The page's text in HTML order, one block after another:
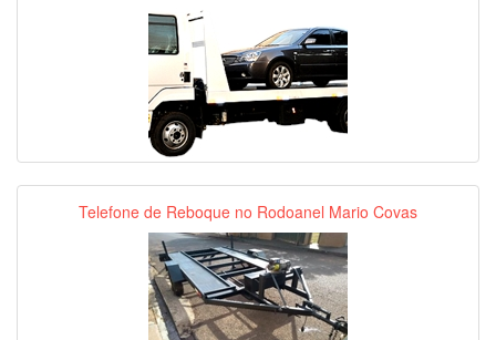
Telefone de Reboque no Rodoanel Mario Covas